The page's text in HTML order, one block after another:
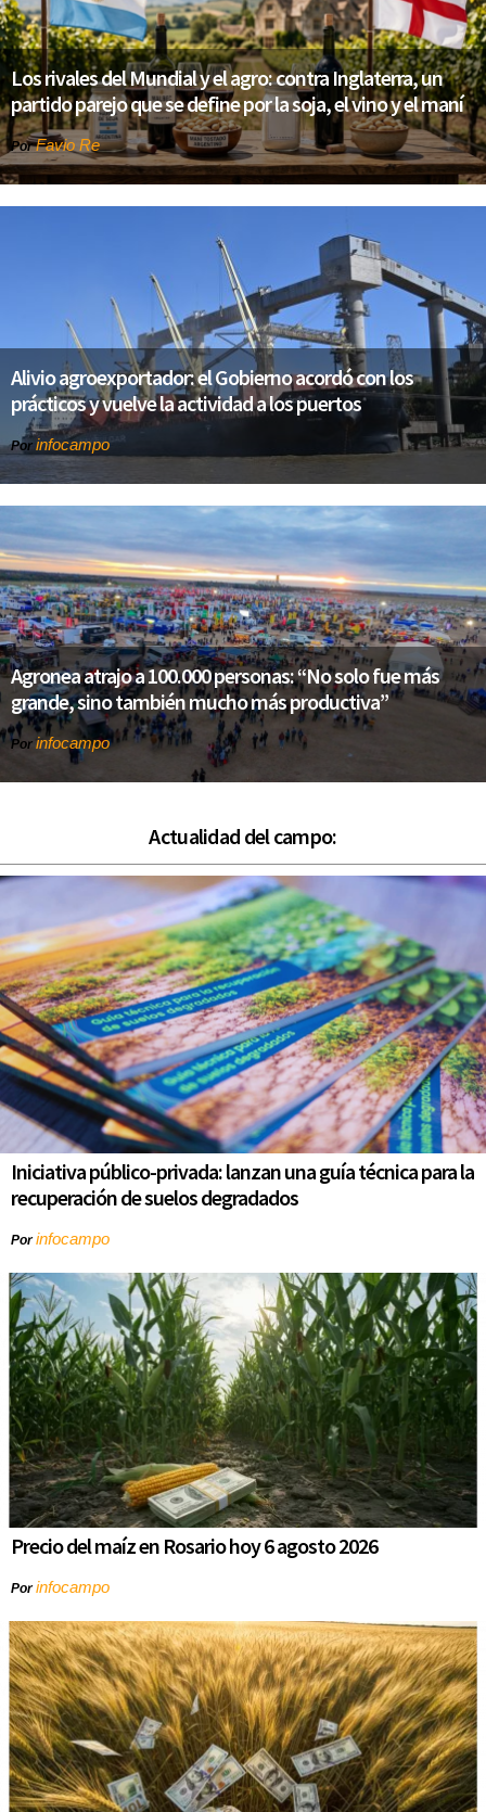
Los rivales del Mundial y el agro: contra Inglaterra, un
partido parejo que se define por la soja, el vino y el maní
PorFavio Re
Alivio agroexportador: el Gobierno acordó con los
prácticos y vuelve la actividad a los puertos
Por infocampo
Agronea atrajo a 100.000 personas: “No solo fue más
grande, sino también mucho más productiva”
Por infocampo
Actualidad del campo:
Iniciativa público-privada: lanzan una guía técnica para la
recuperación de suelos degradados
Porinfocampo
Precio del maíz en Rosario hoy 6 agosto 2026
Porinfocampo